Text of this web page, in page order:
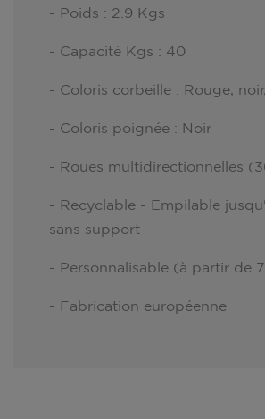
- Poids : 2.9 Kgs
- Capacité Kgs : 40
- Coloris corbeille : Rouge,
- Coloris poignée : Noir
- Roues multidirectionnelles
- Recyclable - Empilable
sans support
- Personnalisable (à partir de
- Fabrication européenne